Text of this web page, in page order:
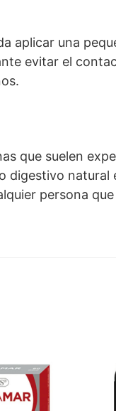
aplicar una
evitar el
que suelen
digestivo
persona